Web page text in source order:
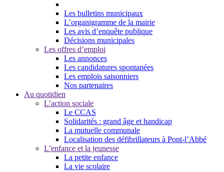
Les bulletins municipaux
L’organigramme de la mairie
Les avis d’enquête publique
Décisions municipales
Les offres d’emploi
Les annonces
Les candidatures spontanées
Les emplois saisonniers
Nos partenaires
Au quotidien
L’action sociale
Le CCAS
Solidarités : grand âge et handicap
La mutuelle communale
Localisation des défibrillateurs à Pont-l’Abbé
L’enfance et la jeunesse
La petite enfance
La vie scolaire